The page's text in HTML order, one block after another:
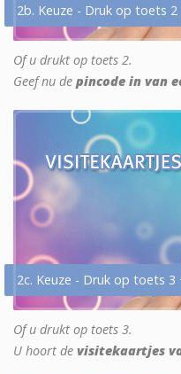
2b. Keuze - Druk op toets 2
Of u drukt op toets 2.
Geef nu de pincode in van
2c. Keuze - Druk op toets 3
Of u drukt op toets 3.
U hoort de visitekaartjes